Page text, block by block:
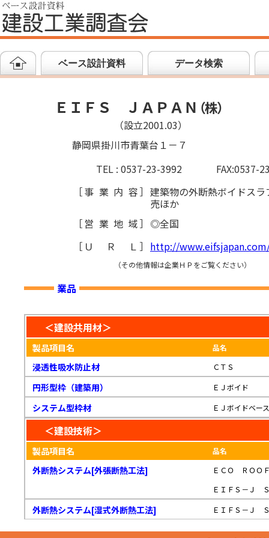
ベース設計資料 データ検索
ＥＩＦＳ ＪＡＰＡＮ（株）
（設立2001.03）
静岡県掛川市青葉台１－７
TEL : 0537-23-3992
FAX:0537-
［事業内容］ 建築物の外断熱ボイドス
売ほか
［ 営業地域］ ◎全国
［ ＵＲＬ ］ http://
（その他情報は企業ＨＰをご覧ください）
業品
＜建設共用材＞
製品項目名 品名
浸透性吸水防止材 ＣＴＳ
円形型枠（建築用） ＥＪボイド
システム型枠材 ＥＪボイドベース
＜建設技術＞
製品項目名 品名
外断熱システム[外張断熱工法]
ＥＣＯ ＲＯＯ
ＥＩＦＳ－Ｊ
外断熱システム[湿式外断熱工法] ＥＩＦＳ－Ｊ